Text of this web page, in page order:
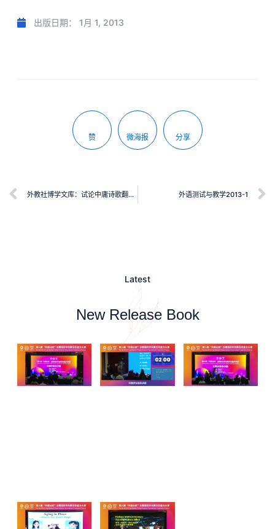
出版日期： 1月 1, 2013
赞 微海报 分享
外教社博学文库：试论中庸诗歌翻译观的构建：以王维诗歌英译为例 外语测试与教学2013-1
Latest
New Release Book